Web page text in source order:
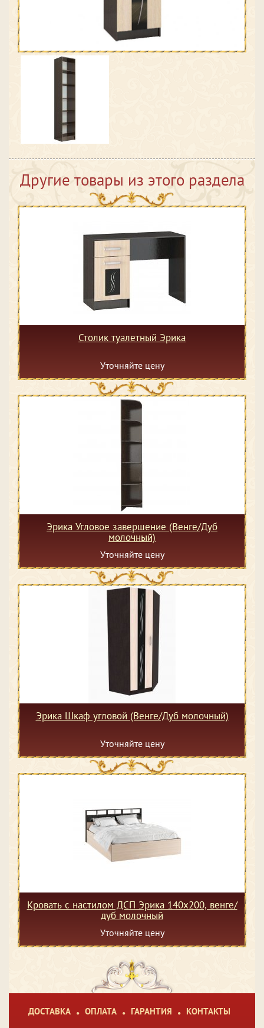
Другие товары из этого раздела
Столик туалетный Эрика
Уточняйте цену
Эрика Угловое завершение (Венге/Дуб
молочный)
Уточняйте цену
Эрика Шкаф угловой (Венге/Дуб молочный)
Уточняйте цену
Кровать с настилом ДСП Эрика 140х200, венге/
дуб молочный
Уточняйте цену
ДОСТАВКА ОПЛАТА ГАРАНТИЯ КОНТАКТЫ